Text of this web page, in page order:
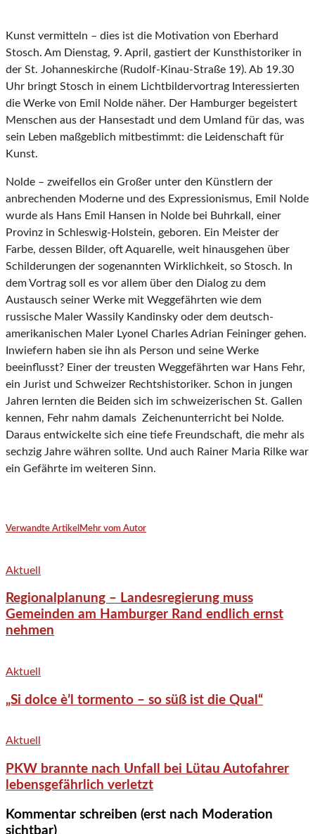
Kunst vermitteln – dies ist die Motivation von Eberhard
Stosch. Am Dienstag, 9. April, gastiert der Kunsthistoriker in
der St. Johanneskirche (Rudolf-Kinau-Straße 19). Ab 19.30
Uhr bringt Stosch in einem Lichtbildervortrag Interessierten
die Werke von Emil Nolde näher. Der Hamburger begeistert
Menschen aus der Hansestadt und dem Umland für das, was
sein Leben maßgeblich mitbestimmt: die Leidenschaft für
Kunst.
Nolde – zweifellos ein Großer unter den Künstlern der
anbrechenden Moderne und des Expressionismus, Emil Nolde
wurde als Hans Emil Hansen in Nolde bei Buhrkall, einer
Provinz in Schleswig-Holstein, geboren. Ein Meister der
Farbe, dessen Bilder, oft Aquarelle, weit hinausgehen über
Schilderungen der sogenannten Wirklichkeit, so Stosch. In
dem Vortrag soll es vor allem über den Dialog zu dem
Austausch seiner Werke mit Weggefährten wie dem
russische Maler Wassily Kandinsky oder dem deutsch-
amerikanischen Maler Lyonel Charles Adrian Feininger gehen.
Inwiefern haben sie ihn als Person und seine Werke
beeinflusst? Einer der treusten Weggefährten war Hans Fehr,
ein Jurist und Schweizer Rechtshistoriker. Schon in jungen
Jahren lernten die Beiden sich im schweizerischen St. Gallen
kennen, Fehr nahm damals Zeichenunterricht bei Nolde.
Daraus entwickelte sich eine tiefe Freundschaft, die mehr als
sechzig Jahre währen sollte. Und auch Rainer Maria Rilke war
ein Gefährte im weiteren Sinn.
Verwandte Artikel Mehr vom Autor
Aktuell
Regionalplanung – Landesregierung muss
Gemeinden am Hamburger Rand endlich ernst
nehmen
Aktuell
„Si dolce è’l tormento – so süß ist die Qual“
Aktuell
PKW brannte nach Unfall bei Lütau Autofahrer
lebensgefährlich verletzt
Kommentar schreiben (erst nach Moderation
sichtbar)